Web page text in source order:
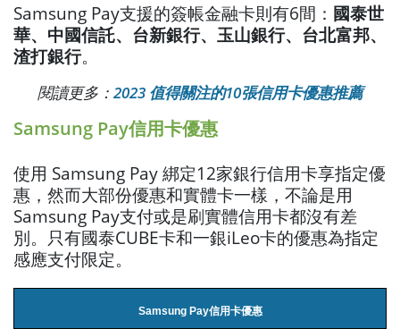
Samsung Pay支援的簽帳金融卡則有6間： 國泰世
華、中國信託、台新銀行、玉山銀行、台北富邦、
渣打銀行。
閱讀更多： 2023 值得關注的10張信用卡優惠推薦
Samsung Pay信用卡優惠
使用 Samsung Pay 綁定12家銀行信用卡享指定優
惠，然而大部份優惠和實體卡一樣，不論是用
Samsung Pay支付或是刷實體信用卡都沒有差
別。只有國泰CUBE卡和一銀iLeo卡的優惠為指定
感應支付限定。
Samsung Pay信用卡優惠